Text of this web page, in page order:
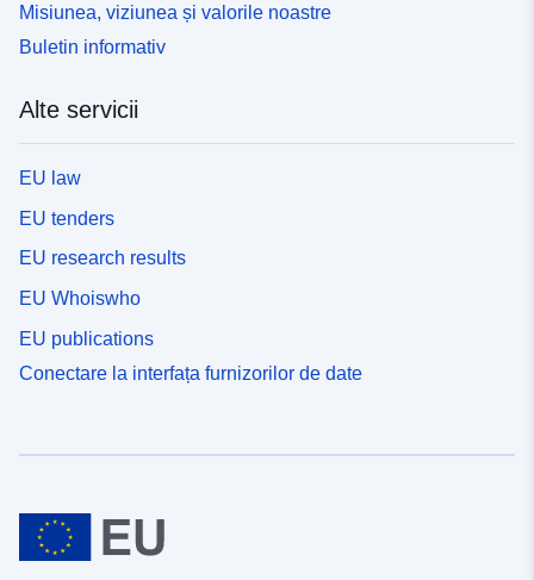
Misiunea, viziunea și valorile noastre
Buletin informativ
Alte servicii
EU law
EU tenders
EU research results
EU Whoiswho
EU publications
Conectare la interfața furnizorilor de date